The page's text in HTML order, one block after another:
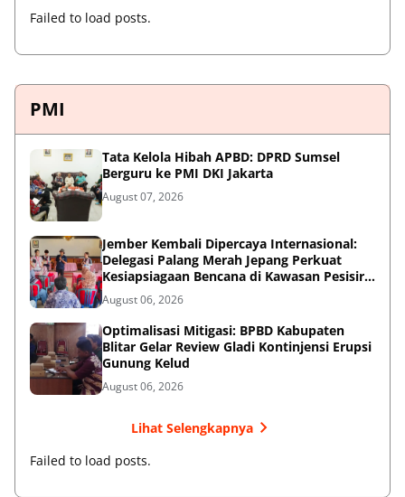
Failed to load posts.
PMI
Tata Kelola Hibah APBD: DPRD Sumsel
Berguru ke PMI DKI Jakarta
August 07, 2026
Jember Kembali Dipercaya Internasional:
Delegasi Palang Merah Jepang Perkuat
Kesiapsiagaan Bencana di Kawasan Pesisir
dan Sekolah
August 06, 2026
Optimalisasi Mitigasi: BPBD Kabupaten
Blitar Gelar Review Gladi Kontinjensi Erupsi
Gunung Kelud
August 06, 2026
Lihat Selengkapnya
Failed to load posts.